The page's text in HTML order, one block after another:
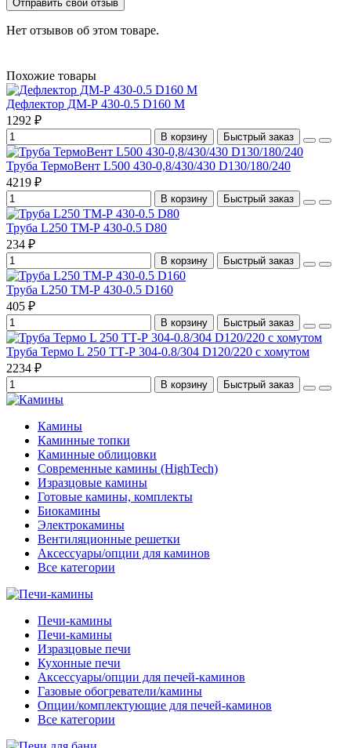
Отправить свой отзыв
Нет отзывов об этом товаре.
Похожие товары
Дефлектор ДМ-Р 430-0.5 D160 М
1292 ₽
В корзину Быстрый заказ
Труба ТермоВент L500 430-0,8/430/430 D130/180/240
4219 ₽
В корзину Быстрый заказ
Труба L250 ТМ-Р 430-0.5 D80
234 ₽
В корзину Быстрый заказ
Труба L250 ТМ-Р 430-0.5 D160
405 ₽
В корзину Быстрый заказ
Труба Термо L 250 ТТ-Р 304-0.8/304 D120/220 с хомутом
2234 ₽
В корзину Быстрый заказ
Камины
Каминные топки
Каминные облицовки
Современные камины (HighTech)
Изразцовые камины
Готовые камины, комплекты
Биокамины
Электрокамины
Вентиляционные решетки
Аксессуары/опции для каминов
Все категории
Печи-камины
Печи-камины
Изразцовые печи
Кухонные печи
Аксессуары/опции для печей-каминов
Газовые обогреватели/камины
Опции/комплектующие для печей-каминов
Все категории